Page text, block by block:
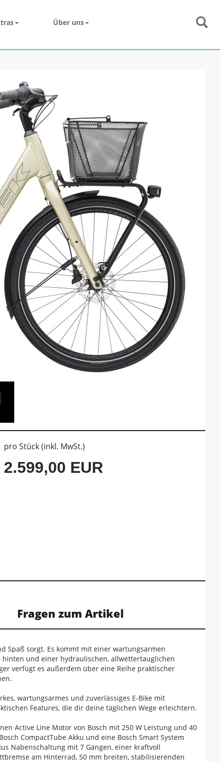
Über uns
pro Stück (inkl. MwSt.)
2.599,00 EUR
Fragen zum Artikel
Spaß sorgt. Es kommt mit einer wartungsarmen
und einer hydraulischen, allwettertauglichen
verfügt es außerdem über eine Reihe praktischer
wartungsarmes und zuverlässiges E-Bike mit
Features, die dir deine täglichen Wege erleichtern.
Active Line Motor von Bosch mit 250 W Leistung und 40
CompactTube Akku und eine Bosch Smart System
Nabenschaltung mit 7 Gängen, einer kraftvoll
am Hinterrad, 50 mm breiten, stabilisierenden